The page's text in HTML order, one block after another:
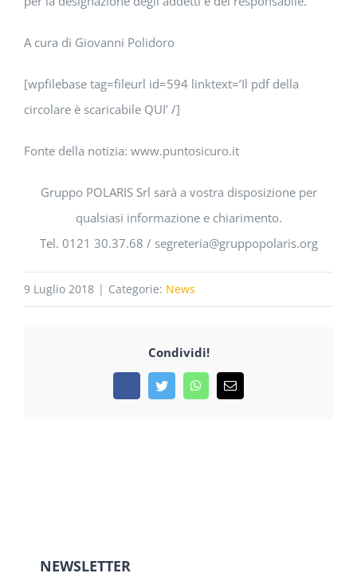
A cura di Giovanni Polidoro
[wpfilebase tag=fileurl id=594 linktext=’Il pdf della
circolare è scaricabile QUI’ /]
Fonte della notizia: www.puntosicuro.it
Gruppo POLARIS Srl sarà a vostra disposizione per
qualsiasi informazione e chiarimento.
Tel. 0121 30.37.68 / segreteria@gruppopolaris.org
9 Luglio 2018 | Categorie: News
Condividi!
FacebookTwitterWhatsApp
Email
NEWSLETTER